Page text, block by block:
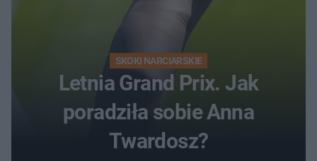
SKOKI NARCIARSKIE
Letnia Grand Prix. Jak
poradziła sobie Anna
Twardosz?